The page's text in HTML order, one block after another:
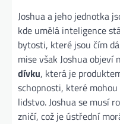
Joshua a jeho jednotka
kde umělá inteligence
bytosti, které jsou čím
mise však Joshua objeví
dívku, která je
schopnosti, které
lidstvo. Joshua se musí
zničí, což je ústřední